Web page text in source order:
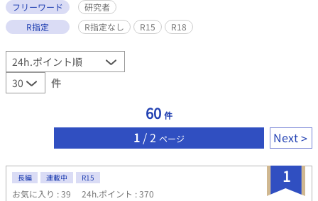
フリーワード
研究者
R指定
R指定なし R15 R18
件
60 件
1 / 2 ページ Next
1
長編 連載中 R15
お気に入り : 39 24h.ポイント : 370